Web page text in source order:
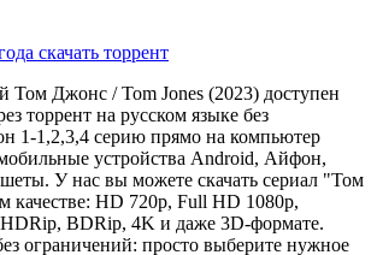
скачать торрент
Том Джонс / Tom Jones (2023) доступен
торрент на русском языке без
1-1,2,3,4 серию прямо на компьютер
устройства Android, Айфон,
У нас вы можете скачать сериал "Том
качестве: HD 720p, Full HD 1080p,
BDRip, 4K и даже 3D-формате.
ограничений: просто выберите нужное